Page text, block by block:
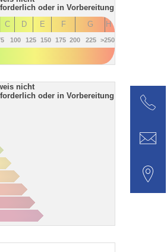
oder in Vorbereitung
C D E F G H
100 125 150 175 200 225 >250
nicht
oder in Vorbereitung